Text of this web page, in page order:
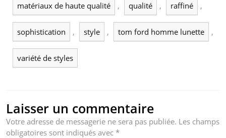
matériaux de haute qualité , qualité , raffiné ,
sophistication , style , tom ford homme lunette ,
variété de styles
Laisser un commentaire
Votre adresse de messagerie ne sera pas publiée. Les champs
obligatoires sont indiqués avec *